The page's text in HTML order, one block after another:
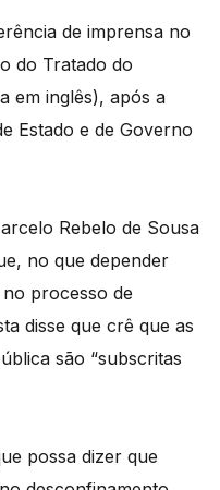
de imprensa no
do Tratado do
em inglês), após a
Estado e de Governo
Rebelo de Sousa
no que depender
processo de
disse que crê que as
são “subscritas
possa dizer que